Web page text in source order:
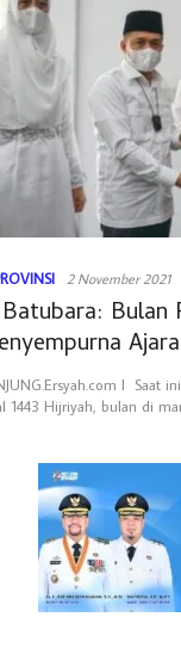
2 November 2021
Bulan
l Saat
1443 Hijriyah, bulan di